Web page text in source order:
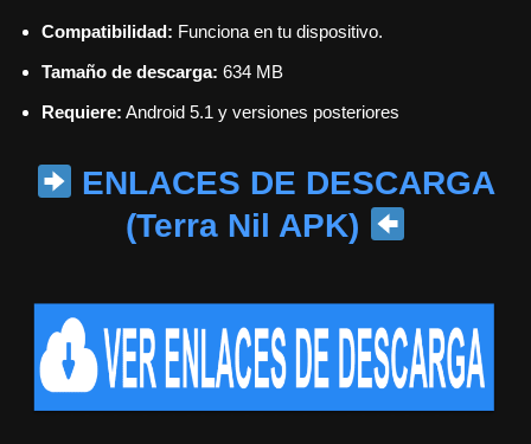
Compatibilidad: Funciona en tu dispositivo.
Tamaño de descarga: 634 MB
Requiere: Android 5.1 y versiones posteriores
ENLACES DE DESCARGA
(Terra Nil APK)